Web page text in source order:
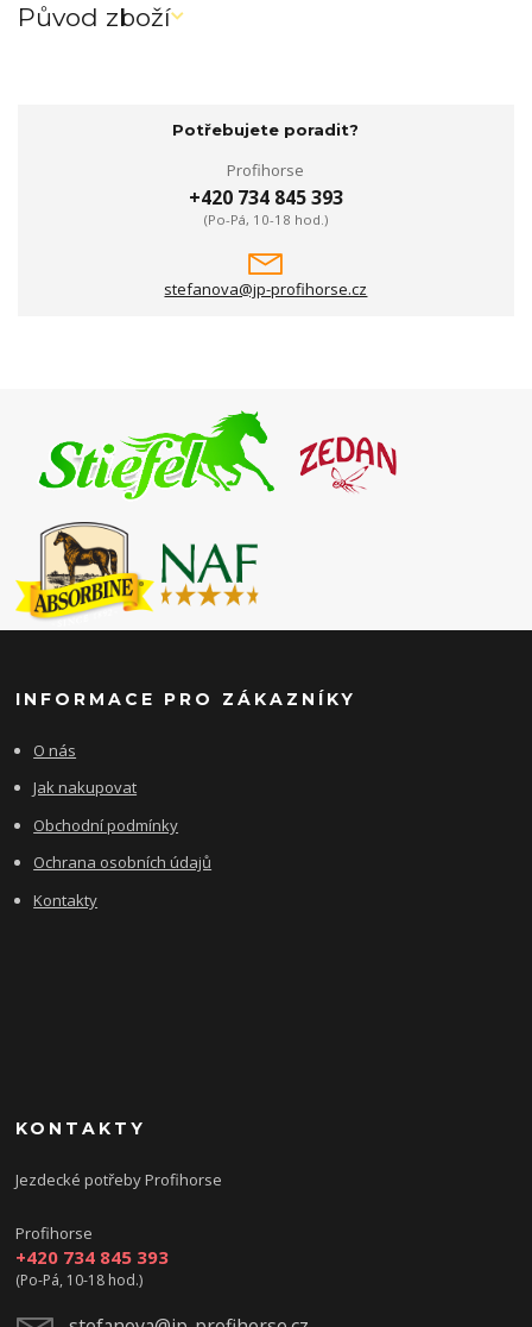
Původ zboží
Potřebujete poradit?
Profihorse
+420 734 845 393
(Po-Pá, 10-18 hod.)
stefanova@jp-profihorse.cz
INFORMACE PRO ZÁKAZNÍKY
O nás
Jak nakupovat
Obchodní podmínky
Ochrana osobních údajů
Kontakty
KONTAKTY
Jezdecké potřeby Profihorse
Profihorse
+420 734 845 393
(Po-Pá, 10-18 hod.)